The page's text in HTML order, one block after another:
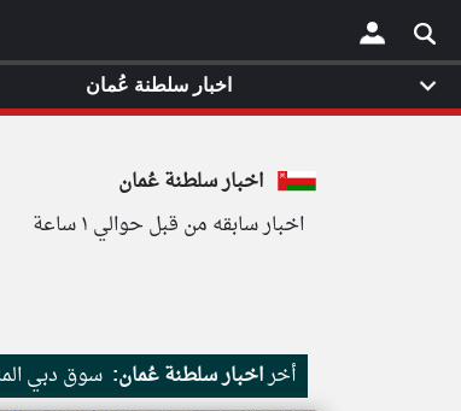
×
اخبار سلطنة عُمان
اخبار سابقه من قبل حوالي ١ ساعة
أخراخبار سلطنة عُمان: سوق دبي
اخبار سلطنة عُمان